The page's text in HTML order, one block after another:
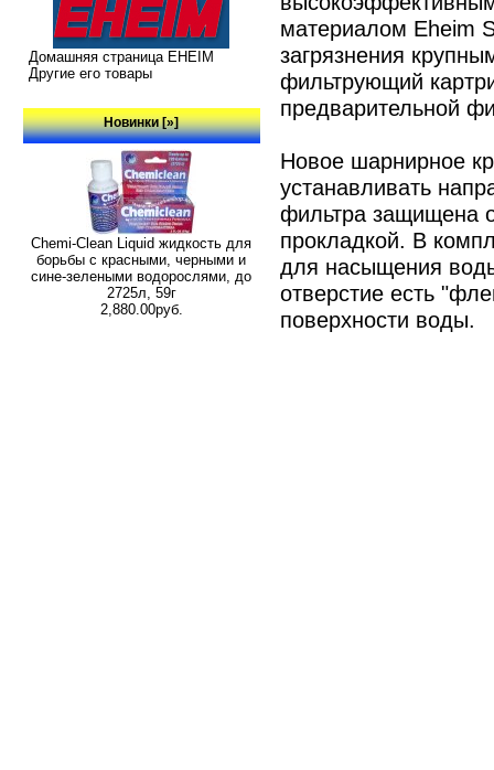
Домашняя страница EHEIM
Другие его товары
Новинки [»]
Chemi-Clean Liquid жидкость для
борьбы с красными, черными и
сине-зелеными водорослями, до
2725л, 59г
2,880.00руб.
материалом Eheim
загрязнения
фильтрующий
предварительной
Новое шарнирное
устанавливать
фильтра защищена
прокладкой. В
для насыщения
отверстие есть
поверхности воды.